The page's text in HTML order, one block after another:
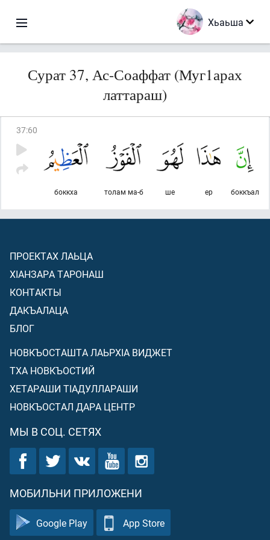
Хьаьша
Сурат 37, Ас-Соаффат (Муг1арах
латтараш)
37:60
боккъал
ер
ше
толам ма-б
боккха
ПРОЕКТАХ ЛАЬЦА
ХIАНЗАРА ТАРОНАШ
КОНТАКТЫ
ДАКЪАЛАЦА
БЛОГ
НОВКЪОСТАШТА ЛАЬРХIА ВИДЖЕТ
ТХА НОВКЪОСТИЙ
ХЕТАРАШИ ТIАДУЛЛАРАШИ
НОВКЪОСТАЛ ДАРА ЦЕНТР
МЫ В СОЦ. СЕТЯХ
МОБИЛЬНИ ПРИЛОЖЕНИ
Google Play App Store